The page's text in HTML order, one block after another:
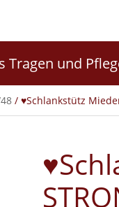
Tragen und
/ ♥Schlankstütz